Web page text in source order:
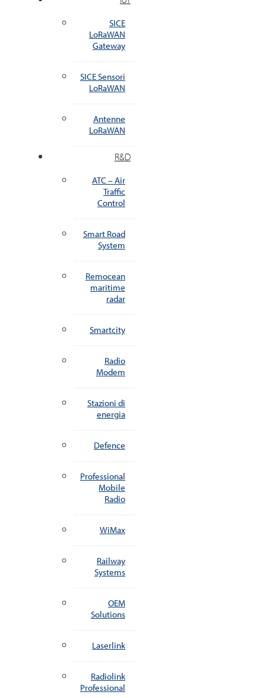
SICE
LoRaWAN
Gateway
SICE Sensori
LoRaWAN
Antenne
LoRaWAN
R&D
ATC – Air
Traffic
Control
Smart Road
System
Remocean
maritime
radar
Smartcity
Radio
Modem
Stazioni di
energia
Defence
Professional
Mobile
Radio
WiMax
Railway
Systems
OEM
Solutions
Laserlink
Radiolink
Professional